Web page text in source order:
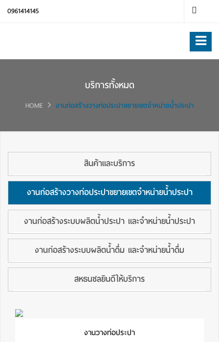
0961414145
บริการทั้งหมด
HOME งานก่อสร้างวางท่อประปาขยายเขตจำหน่ายน้ำประปา
สินค้าและบริการ
งานก่อสร้างวางท่อประปาขยายเขตจำหน่ายน้ำประปา
งานก่อสร้างระบบผลิตน้ำประปา และจำหน่ายน้ำประปา
งานก่อสร้างระบบผลิตน้ำดื่ม และจำหน่ายน้ำดื่ม
สหธนชลยินดีให้บริการ
งานวางท่อประปา